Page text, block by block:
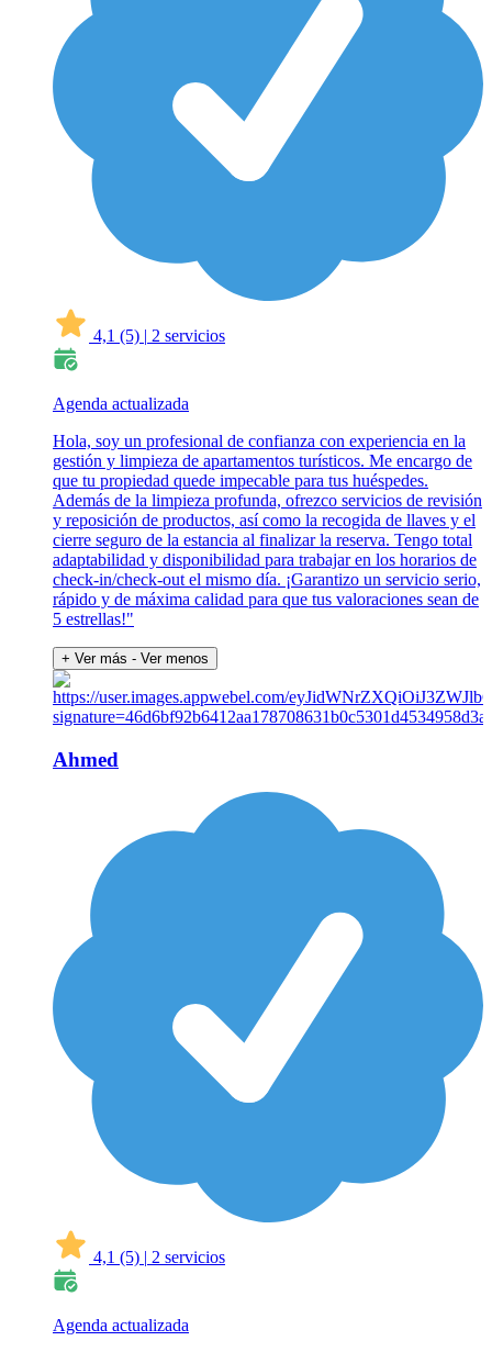
4,1 (5) | 2 servicios
Agenda actualizada
Hola, soy un profesional de confianza con experiencia en la
gestión y limpieza de apartamentos turísticos. Me encargo de
que tu propiedad quede impecable para tus huéspedes.
Además de la limpieza profunda, ofrezco servicios de revisión
y reposición de productos, así como la recogida de llaves y el
cierre seguro de la estancia al finalizar la reserva. Tengo total
adaptabilidad y disponibilidad para trabajar en los horarios de
check-in/check-out el mismo día. ¡Garantizo un servicio serio,
rápido y de máxima calidad para que tus valoraciones sean de
5 estrellas!"
+ Ver más - Ver menos
Ahmed
4,1 (5) | 2 servicios
Agenda actualizada